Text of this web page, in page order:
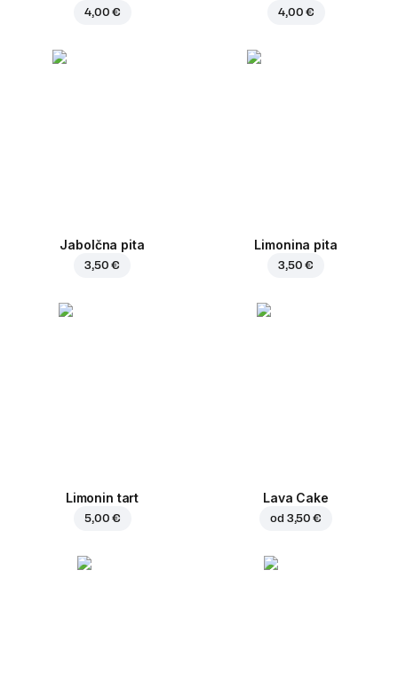
4,00 € 4,00 €
Jabolčna pita
3,50 €
Limonina pita
3,50 €
Limonin tart
5,00 €
Lava Cake
od 3,50 €